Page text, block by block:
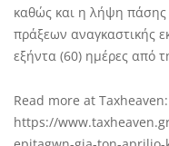
καθώς και η λήψη πάσης
πράξεων αναγκαστικής
εξήντα (60) ημέρες από
Read more at Taxheaven:
https://